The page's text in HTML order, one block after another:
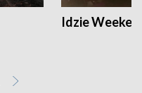
Idzie